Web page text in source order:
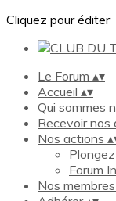
Cliquez pour éditer
Le Forum ▴▾
Accueil ▴▾
Qui sommes
Recevoir nos
Nos actions ▴
Forum
Nos membres